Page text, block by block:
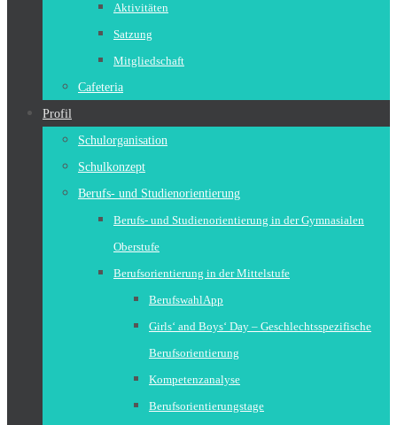
Aktivitäten
Satzung
Mitgliedschaft
Cafeteria
Profil
Schulorganisation
Schulkonzept
Berufs- und Studienorientierung
Berufs- und Studienorientierung in der Gymnasialen
Oberstufe
Berufsorientierung in der Mittelstufe
BerufswahlApp
Girls‘ and Boys‘ Day – Geschlechtsspezifische
Berufsorientierung
Kompetenzanalyse
Berufsorientierungstage